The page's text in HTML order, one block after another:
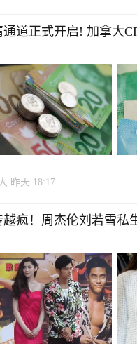
通道正式开启! 加拿大
昨天 18:17
越疯！周杰伦刘若雪私